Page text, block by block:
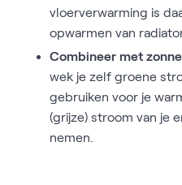
vloerverwarming is
opwarmen van
Combineer met
wek je zelf groene
gebruiken voor je
(grijze) stroom van je
nemen.